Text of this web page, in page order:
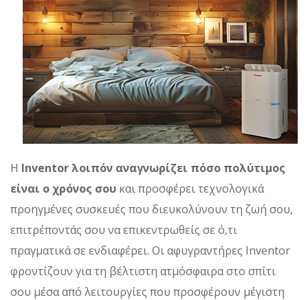
Η Inventor λοιπόν αναγνωρίζει πόσο πολύτιμος
είναι ο χρόνος σου και προσφέρει τεχνολογικά
προηγμένες συσκευές που διευκολύνουν τη ζωή σου,
επιτρέποντάς σου να επικεντρωθείς σε ό,τι
πραγματικά σε ενδιαφέρει. Οι αφυγραντήρες Inventor
φροντίζουν για τη βέλτιστη ατμόσφαιρα στο σπίτι
σου μέσα από λειτουργίες που προσφέρουν μέγιστη